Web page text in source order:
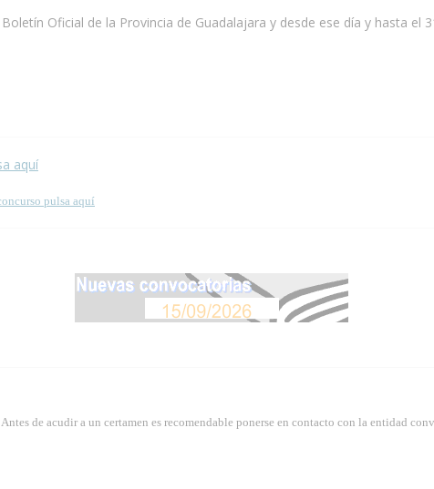
Oficial de la Provincia de Guadalajara y desde ese día y hasta el
aquí
pulsa aquí
de acudir a un certamen es recomendable ponerse en contacto con la entidad